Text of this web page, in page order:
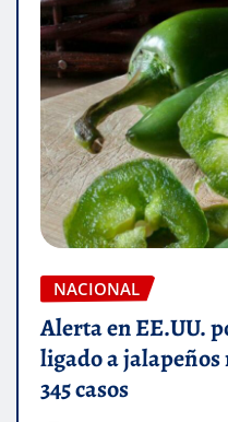
NACIONAL
Alerta en EE.UU.
ligado a
345 casos